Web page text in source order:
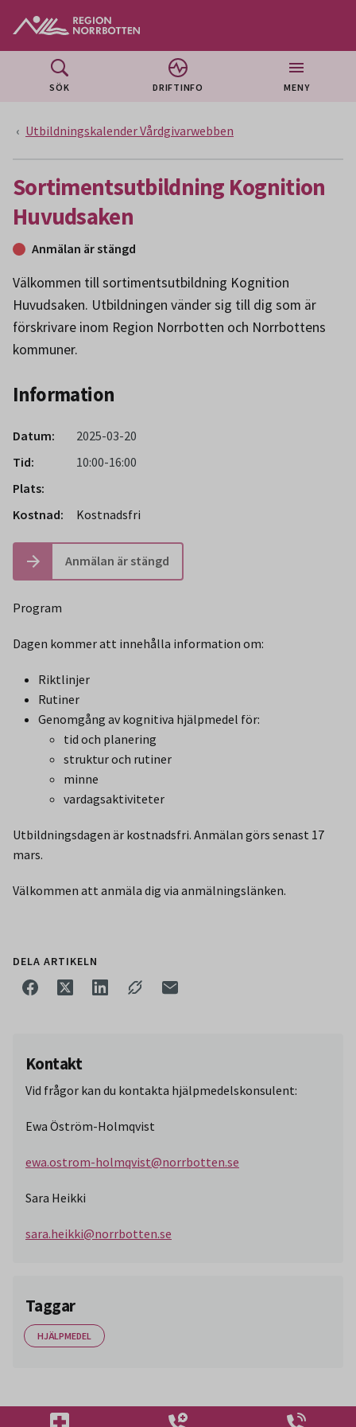
SÖK DRIFTINFO MENY
Utbildningskalender Vårdgivarwebben
Sortimentsutbildning Kognition
Huvudsaken
Anmälan är stängd
Välkommen till sortimentsutbildning Kognition
Huvudsaken. Utbildningen vänder sig till dig som är
förskrivare inom Region Norrbotten och Norrbottens
kommuner.
Information
Datum:
2025-03-20
Tid:
10:00-16:00
Plats:
Kostnad:
Kostnadsfri
Anmälan är stängd
Program
Dagen kommer att innehålla information om:
Riktlinjer
Rutiner
Genomgång av kognitiva hjälpmedel för:
tid och planering
struktur och rutiner
minne
vardagsaktiviteter
Utbildningsdagen är kostnadsfri. Anmälan görs senast 17
mars.
Välkommen att anmäla dig via anmälningslänken.
DELA ARTIKELN
Kontakt
Vid frågor kan du kontakta hjälpmedelskonsulent:
Ewa Öström-Holmqvist
ewa.ostrom-holmqvist@norrbotten.se
Sara Heikki
sara.heikki@norrbotten.se
Taggar
HJÄLPMEDEL